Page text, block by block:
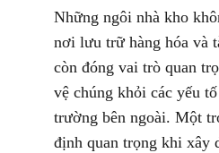
Những ngôi nhà kho
nơi lưu trữ hàng hóa và
còn đóng vai trò quan
vệ chúng khỏi các yếu
trường bên ngoài. Một
định quan trọng khi xây